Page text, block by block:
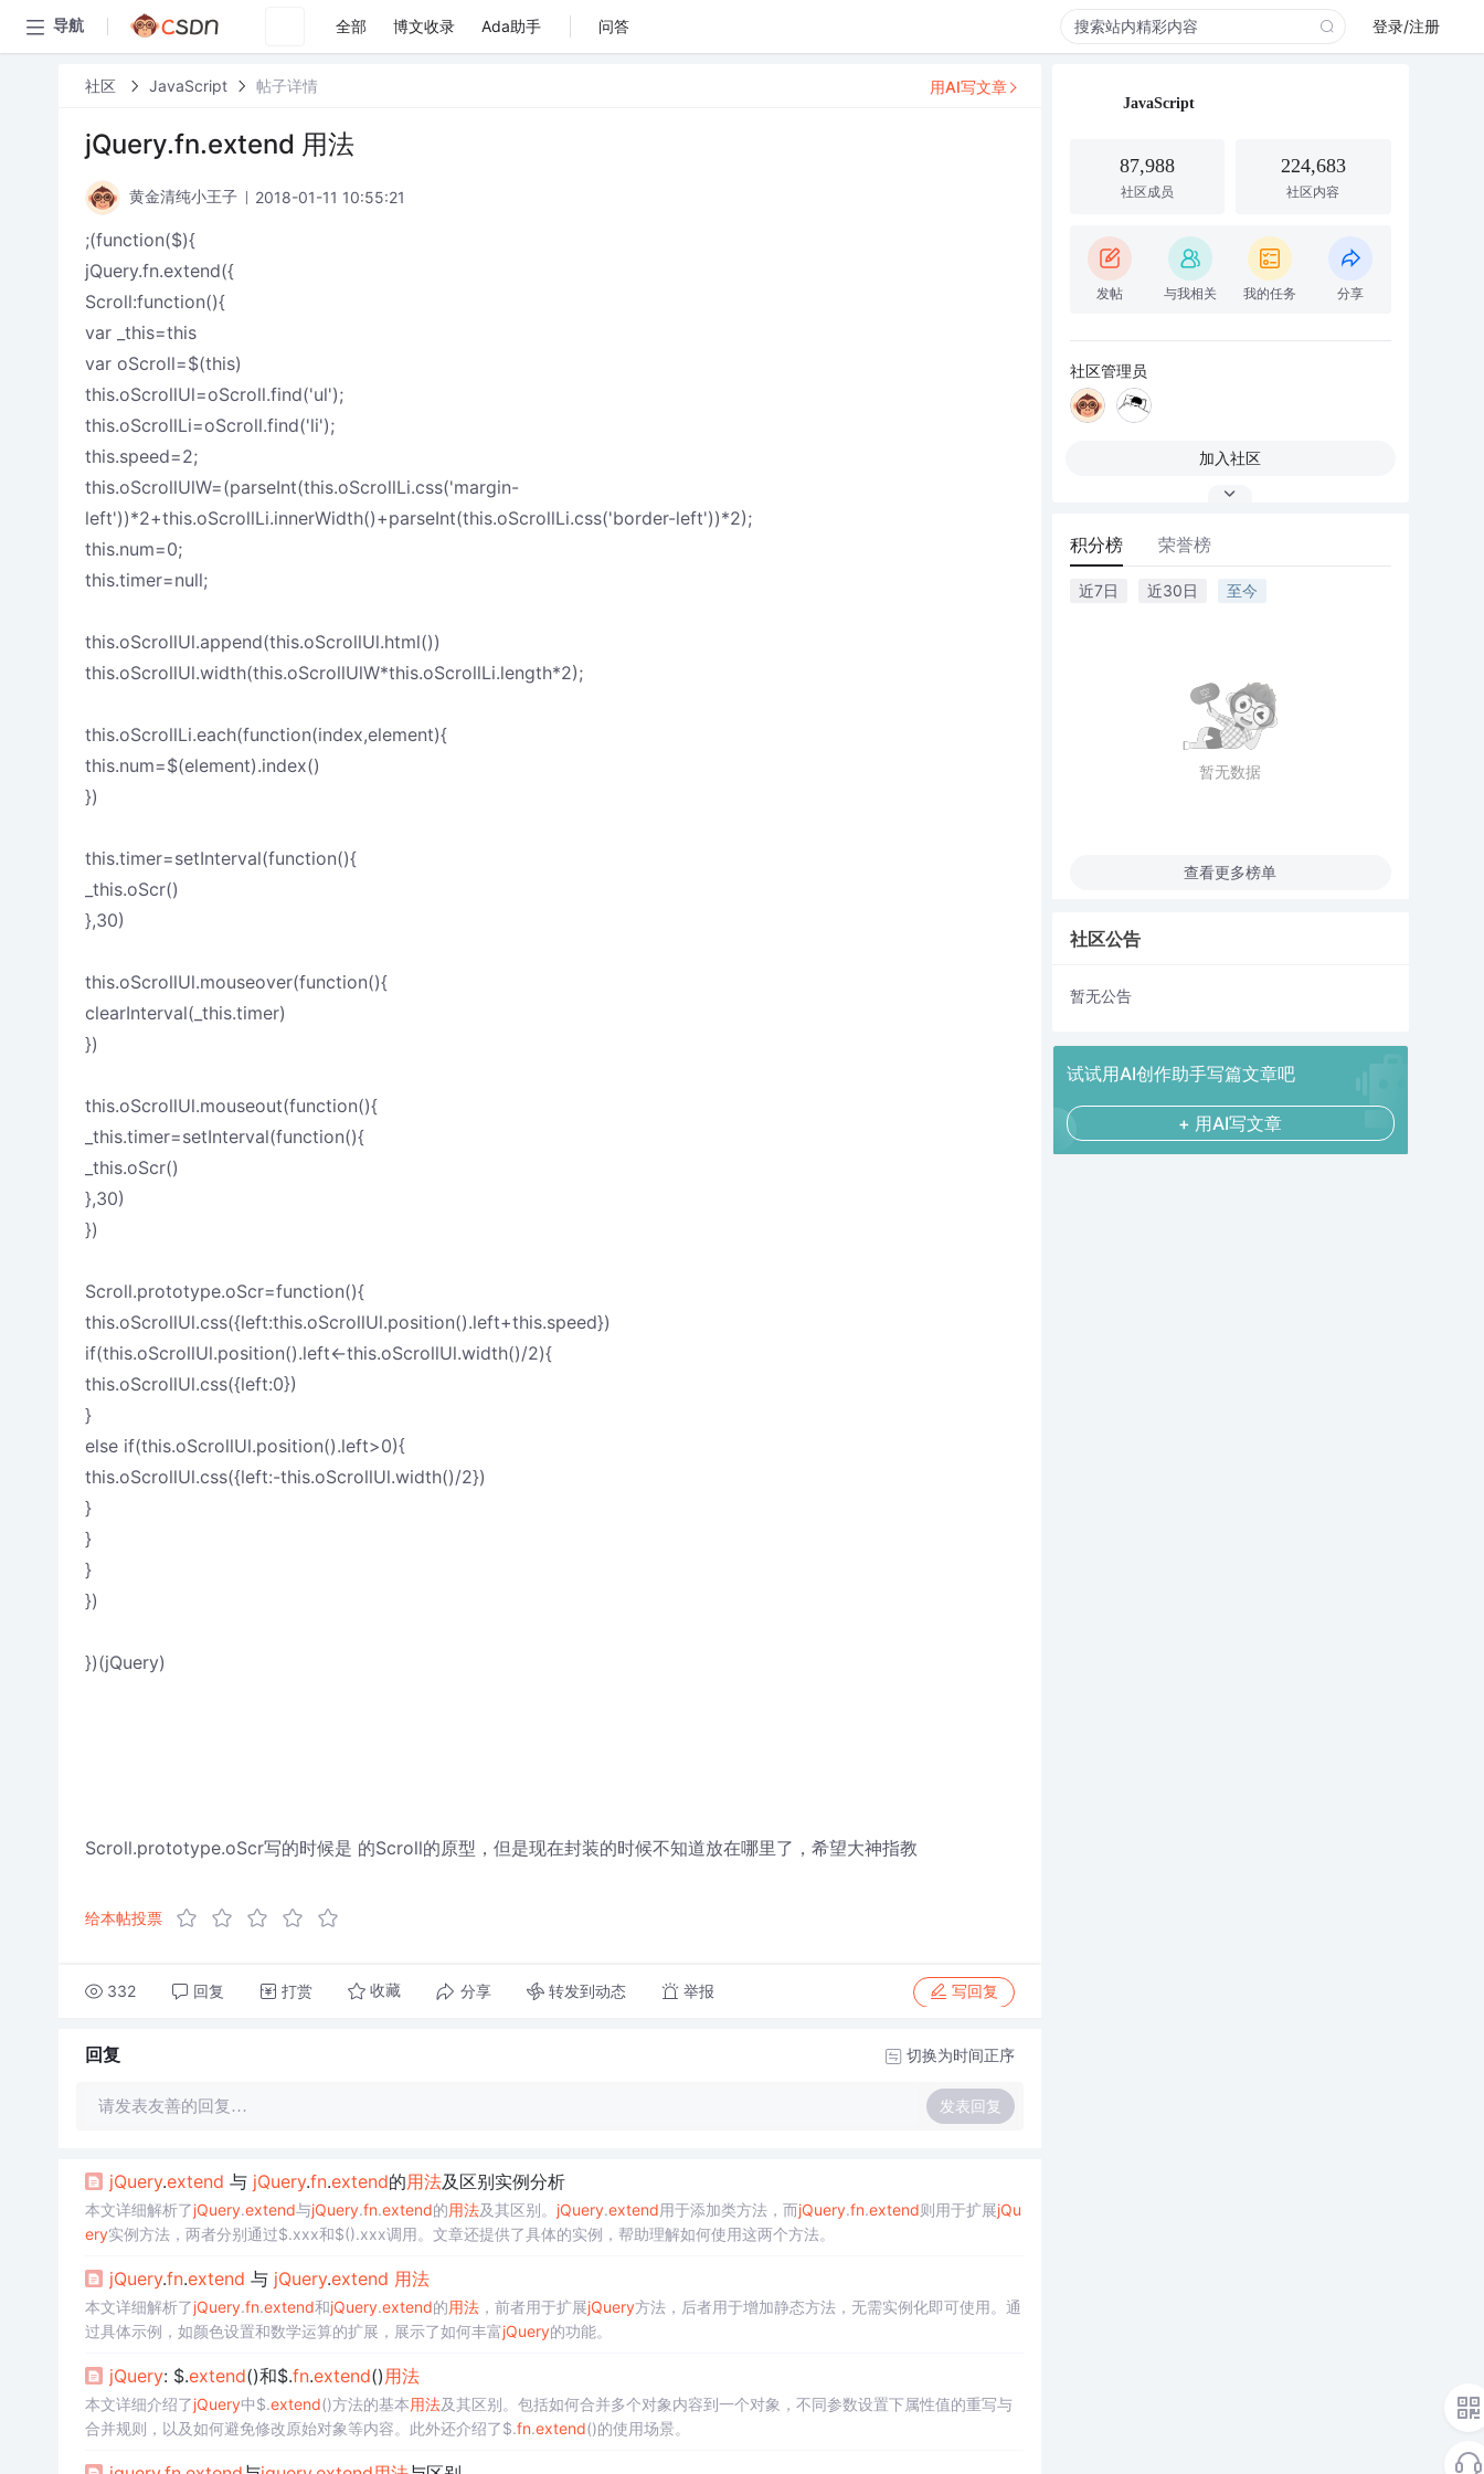
导航 全部 博文收录 Ada助手 问答 登录/注册
社区 JavaScript 帖子详情
jQuery.fn.extend 用法
黄金清纯小王子 2018-01-11 10:55:21
;(function($){
jQuery.fn.extend({
Scroll:function(){
var _this=this
var oScroll=$(this)
this.oScrollUl=oScroll.find('ul');
this.oScrollLi=oScroll.find('li');
this.speed=2;
this.oScrollUlW=(parseInt(this.oScrollLi.css('margin-
left'))*2+this.oScrollLi.innerWidth()+parseInt(this.oScrollLi.css('border-left'))*2);
this.num=0;
this.timer=null;
this.oScrollUl.append(this.oScrollUl.html())
this.oScrollUl.width(this.oScrollUlW*this.oScrollLi.length*2);
this.oScrollLi.each(function(index,element){
this.num=$(element).index()
})
this.timer=setInterval(function(){
_this.oScr()
},30)
this.oScrollUl.mouseover(function(){
clearInterval(_this.timer)
})
this.oScrollUl.mouseout(function(){
_this.timer=setInterval(function(){
_this.oScr()
},30)
})
Scroll.prototype.oScr=function(){
this.oScrollUl.css({left:this.oScrollUl.position().left+this.speed})
if(this.oScrollUl.position().left<-this.oScrollUl.width()/2){
this.oScrollUl.css({left:0})
}
else if(this.oScrollUl.position().left>0){
this.oScrollUl.css({left:-this.oScrollUl.width()/2})
}
}
}
})
})(jQuery)
Scroll.prototype.oScr写的时候是 的Scroll的原型，但是现在封装的时候不知道放在哪里了，希望大神指教
给本帖投票
332 回复 打赏 收藏 分享 转发到动态 举报 写回复
用AI写文章
回复 切换为时间正序
请发表友善的回复… 发表回复
jQuery.extend 与 jQuery.fn.extend的用法及区别实例分析
本文详细解析了jQuery.extend与jQuery.fn.extend的用法及其区别。 jQuery.extend用于添加类方法，而jQuery.fn.extend则用于扩展jQu
ery实例方法，两者分别通过$.xxx和$().xxx调用。文章还提供了具体的实例，帮助理解如何使用这两个方法。
jQuery.fn.extend 与 jQuery.extend 用法
本文详细解析了jQuery.fn.extend和jQuery.extend的用法，前者用于扩展jQuery方法，后者用于增加静态方法，无需实例化即可使用。通
过具体示例，如颜色设置和数学运算的扩展，展示了如何丰富jQuery的功能。
jQuery: $.extend()和$.fn.extend()用法
本文详细介绍了jQuery中$.extend()方法的基本用法及其区别。包括如何合并多个对象内容到一个对象，不同参数设置下属性值的重写与
合并规则，以及如何避免修改原始对象等内容。此外还介绍了$.fn.extend()的使用场景。
JavaScript
87,988
社区成员
224,683
社区内容
发帖 与我相关 我的任务 分享
社区管理员
加入社区
积分榜 荣誉榜
近7日 近30日 至今
暂无数据
查看更多榜单
社区公告
暂无公告
试试用AI创作助手写篇文章吧
+ 用AI写文章